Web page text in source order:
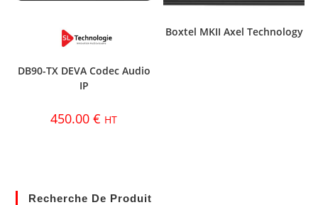
DB90-TX DEVA Codec Audio
IP
450.00€ HT
Boxtel MKII Axel Technology
Recherche De Produit